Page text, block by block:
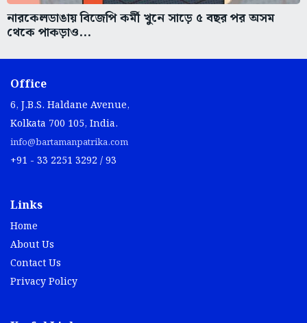
নারকেলডাঙায় বিজেপি কর্মী খুনে সাড়ে ৫ বছর পর অসম
থেকে পাকড়াও...
Office
6, J.B.S. Haldane Avenue,
Kolkata 700 105, India.
info@bartamanpatrika.com
+91 - 33 2251 3292 / 93
Links
Home
About Us
Contact Us
Privacy Policy